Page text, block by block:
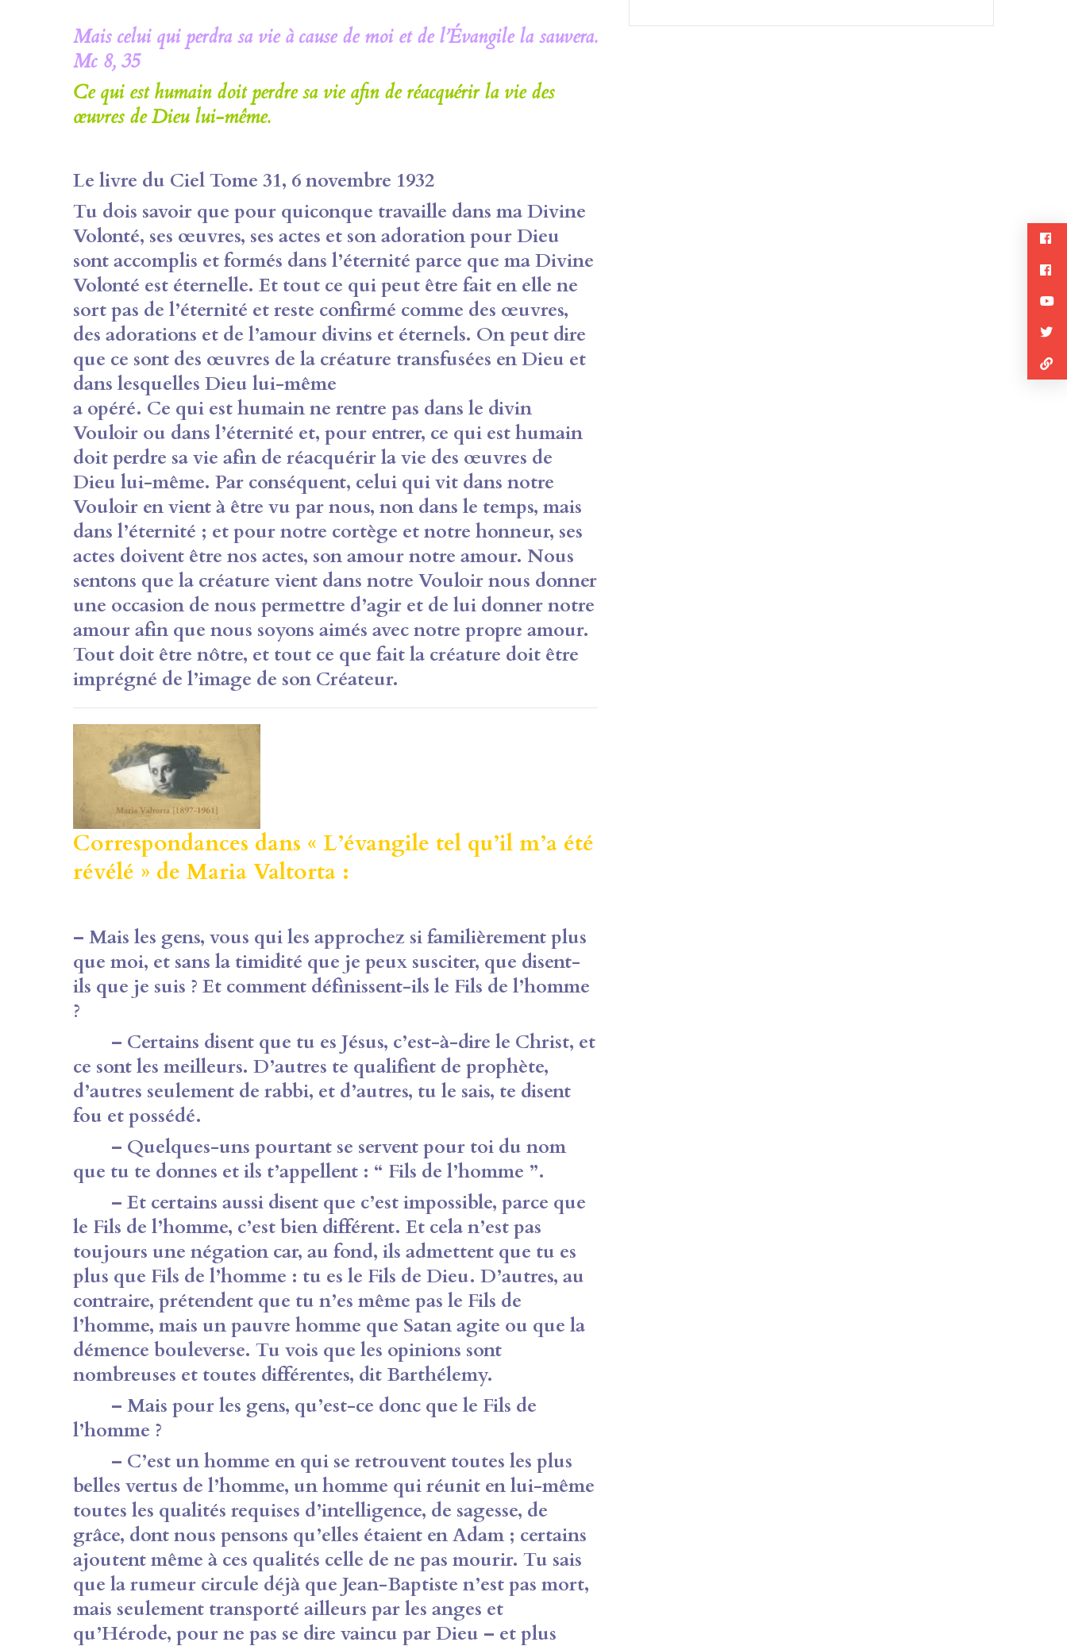
Mais celui qui perdra sa vie à cause de moi et de l’Évangile la sauvera.
Mc 8, 35
Ce qui est humain doit perdre sa vie afin de réacquérir la vie des
œuvres de Dieu lui-même.
Le livre du Ciel Tome 31, 6 novembre 1932
Tu dois savoir que pour quiconque travaille dans ma Divine
Volonté, ses œuvres, ses actes et sonadoration pour Dieu
sont accomplis et formés dans l’éternité parce que ma Divine
Volonté est éternelle. Et tout ce qui peut être fait en elle ne
sort pas de l’éternité et reste confirmé comme des œuvres,
des adorations et de l’amour divins et éternels. On peut dire
que ce sont des œuvres de la créature transfusées en Dieu et
dans lesquelles Dieu lui-même
a opéré. Ce qui est humain ne rentre pas dans le divin
Vouloir ou dans l’éternité et, pour entrer, ce qui est humain
doit perdre sa vie afin de réacquérir la vie des œuvres de
Dieu lui-même. Par conséquent, celui qui vit dans notre
Vouloir en vient à être vu par nous, non dans le temps, mais
dans l’éternité ; et pour notre cortège et notre honneur, ses
actes doivent être nos actes, son amour notre amour. Nous
sentons que la créature vient dans notre Vouloir nous donner
une occasion de nous permettre d’agir et de lui donner notre
amour afin que nous soyons aimés avec notre propre amour.
Tout doit être nôtre, et tout ce que faitla créature doit être
imprégné de l’image de son Créateur.
Correspondances dans « L’évangile tel qu’il m’a été
révélé » de Maria Valtorta :
– Mais les gens, vous qui les approchez si familièrement plus
que moi, et sans la timidité que je peux susciter, que disent-
ils que je suis ? Et comment définissent-ils le Fils de l’homme
?
– Certains disent que tu es Jésus, c’est-à-dire le Christ, et
ce sont les meilleurs. D’autres te qualifient de prophète,
d’autres seulement de rabbi, et d’autres, tu le sais, te disent
fou et possédé.
– Quelques-uns pourtant se servent pour toi du nom
que tu te donnes et ils t’appellent : “ Fils de l’homme ”.
– Et certains aussi disent que c’est impossible, parce que
le Fils de l’homme, c’est bien différent. Et cela n’est pas
toujours une négation car, au fond, ils admettent que tu es
plus que Fils de l’homme : tu es le Fils de Dieu. D’autres, au
contraire, prétendent que tu n’es même pas le Fils de
l’homme, mais un pauvre homme que Satan agite ou que la
démence bouleverse. Tu vois que les opinions sont
nombreuses et toutes différentes, dit Barthélemy.
– Mais pour les gens, qu’est-ce donc que le Fils de
l’homme ?
– C’est un homme en qui se retrouvent toutes les plus
belles vertus de l’homme, un homme qui réunit en lui-même
toutes les qualités requises d’intelligence, de sagesse, de
grâce, dont nous pensons qu’elles étaient en Adam ; certains
ajoutent même à ces qualités celle de ne pas mourir. Tu sais
que la rumeur circule déjà que Jean-Baptiste n’est pas mort,
mais seulement transporté ailleurs par les anges et
qu’Hérode, pour ne pas se dire vaincu par Dieu – et plus